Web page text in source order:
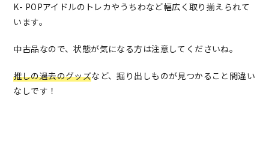
K- POPアイドルのトレカやうちわなど幅広く取り揃えられて
います。
中古品なので、状態が気になる方は注意してくださいね。
推しの過去のグッズなど、掘り出しものが見つかること間違い
なしです！